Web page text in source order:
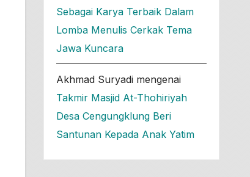
Sebagai Karya Terbaik Dalam
Lomba Menulis Cerkak Tema
Jawa Kuncara
Akhmad Suryadimengenai
Takmir Masjid At-Thohiriyah
Desa Cengungklung Beri
Santunan Kepada Anak Yatim